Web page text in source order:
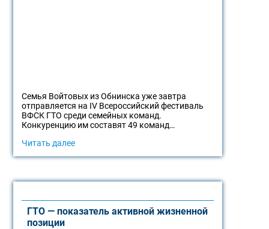
Семья Войтовых из Обнинска уже завтра
отправляется на IV Всероссийский фестиваль
ВФСК ГТО среди семейных команд.
Конкуренцию им составят 49 команд…
Читать далее
ГТО — показатель активной жизненной
позиции